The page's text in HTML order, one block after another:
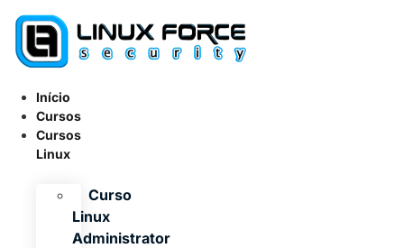
para
conteúdo
Início
Cursos
Cursos
Linux
Curso
Linux
Administrator